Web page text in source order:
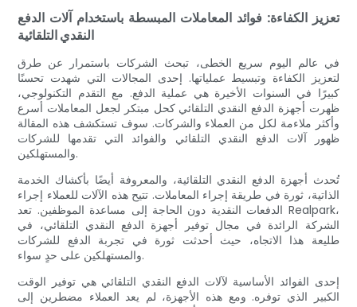
تعزيز الكفاءة: فوائد المعاملات المبسطة باستخدام آلات الدفع
النقدي التلقائية
في عالم اليوم سريع الخطى، تبحث الشركات باستمرار عن طرق
لتعزيز الكفاءة وتبسيط عملياتها. إحدى المجالات التي شهدت تحسنًا
كبيرًا في السنوات الأخيرة هي عملية الدفع. مع التقدم التكنولوجي،
ظهرت أجهزة الدفع النقدي التلقائي كحل مبتكر لجعل المعاملات أسرع
وأكثر ملاءمة لكل من العملاء والشركات. سوف تستكشف هذه المقالة
ظهور آلات الدفع النقدي التلقائي والفوائد التي تقدمها للشركات
والمستهلكين.
تُحدث أجهزة الدفع النقدي التلقائية، والمعروفة أيضًا بأكشاك الخدمة
الذاتية، ثورة في طريقة إجراء المعاملات. تتيح هذه الآلات للعملاء إجراء
الدفعات النقدية دون الحاجة إلى مساعدة الموظفين. تعد Realpark،
الشركة الرائدة في مجال توفير أجهزة الدفع النقدي التلقائي، في
طليعة هذا الاتجاه، حيث أحدثت ثورة في تجربة الدفع للشركات
والمستهلكين على حدٍ سواء.
إحدى الفوائد الأساسية لآلات الدفع النقدي التلقائي هي توفير الوقت
الكبير الذي توفره. ومع هذه الأجهزة، لم يعد العملاء مضطرين إلى